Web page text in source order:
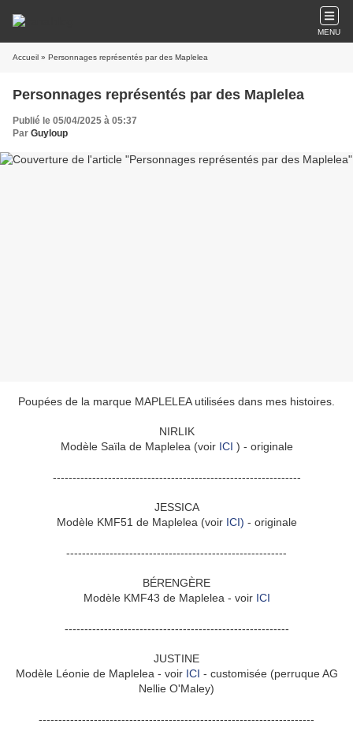
MENU
Accueil » Personnages représentés par des Maplelea
Personnages représentés par des Maplelea
Publié le 05/04/2025 à 05:37
Par Guyloup
Poupées de la marque MAPLELEA utilisées dans mes histoires.
NIRLIK
Modèle Saïla de Maplelea (voir ICI ) - originale
---------------------------------------------------------------
JESSICA
Modèle KMF51 de Maplelea (voir ICI) - originale
--------------------------------------------------------
BÉRENGÈRE
Modèle KMF43 de Maplelea - voir ICI
---------------------------------------------------------
JUSTINE
Modèle Léonie de Maplelea - voir ICI - customisée (perruque AG
Nellie O'Maley)
----------------------------------------------------------------------